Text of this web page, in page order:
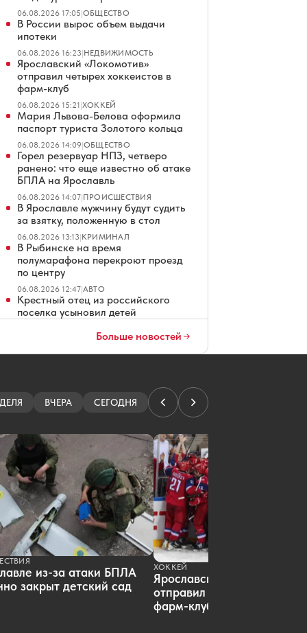
06.08.2026 17:05|ОБЩЕСТВО
В России вырос объем выдачи
ипотеки
06.08.2026 16:23|НЕДВИЖИМОСТЬ
Ярославский «Локомотив»
отправил четырех хоккеистов в
фарм-клуб
06.08.2026 15:21|ХОККЕЙ
Мария Львова-Белова оформила
паспорт туриста Золотого кольца
06.08.2026 14:09|ОБЩЕСТВО
Горел резервуар НПЗ, четверо
ранено: что еще известно об атаке
БПЛА на Ярославль
06.08.2026 14:07|ПРОИСШЕСТВИЯ
В Ярославле мужчину будут судить
за взятку, положенную в стол
06.08.2026 13:13|КРИМИНАЛ
В Рыбинске на время
полумарафона перекроют проезд
по центру
06.08.2026 12:47|АВТО
Крестный отец из российского
поселка усыновил детей
ОБЩЕСТВО
Полицейские забрали младенца у
В Ярославле построят новую дорогу
в парке «Новоселки»
Стало известно о состоянии
раненых при атаке БПЛА на
Ярославль
06.08.2026 11:33 ПРОИСШЕСТВИЯ
Ярославец пострадал при пожаре в
садоводстве «Нефтяник-2»
06.08.2026 10:57 |ПРОИСШЕСТВИЯ
Погибшую во время свидания с
турком модель из Петербурга
отпели в Белграде
06.08.2026 10:55
На ярославских АЗС утром заметны
очереди
На ярославских официальных
Больше новостей
ВЧЕРА СЕГОДНЯ
из-за атаки БПЛА
закрыт детский сад
ХОККЕЙ
Ярославский «Локомотив»
отправил пятерых
фарм-клуб